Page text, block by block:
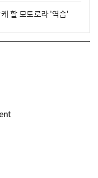
할 모토로라 '역습'